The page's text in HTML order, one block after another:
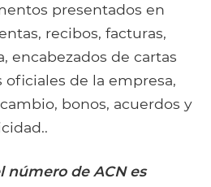
presentados en
recibos, facturas,
encabezados de cartas
oficiales de la empresa,
bonos, acuerdos y
número de ACN es